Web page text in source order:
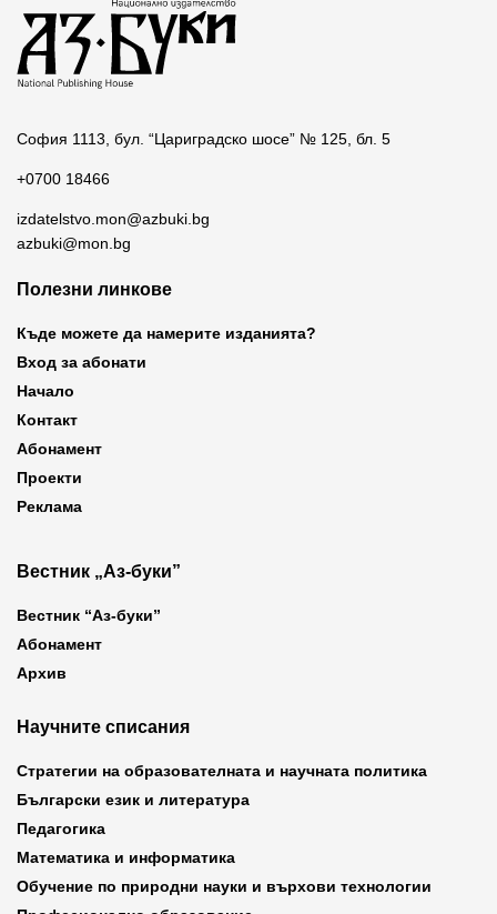
София 1113, бул. “Цариградско шосе” № 125, бл. 5
+0700 18466
izdatelstvo.mon@azbuki.bg
azbuki@mon.bg
Полезни линкове
Къде можете да намерите изданията?
Вход за абонати
Начало
Контакт
Абонамент
Проекти
Реклама
Вестник „Аз-буки”
Вестник “Аз-буки”
Абонамент
Архив
Научните списания
Стратегии на образователната и научната политика
Български език и литература
Педагогика
Математика и информатика
Обучение по природни науки и върхови технологии